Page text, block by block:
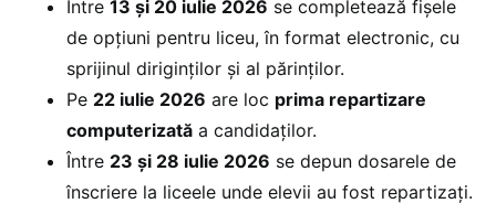
Între 13 și 20 iulie 2026 se completează fișele
de opțiuni pentru liceu, în format electronic, cu
sprijinul diriginților și al părinților.
Pe 22 iulie 2026 are loc prima repartizare
computerizată a candidaților.
Între 23 și 28 iulie 2026 se depun dosarele de
înscriere la liceele unde elevii au fost repartizați.